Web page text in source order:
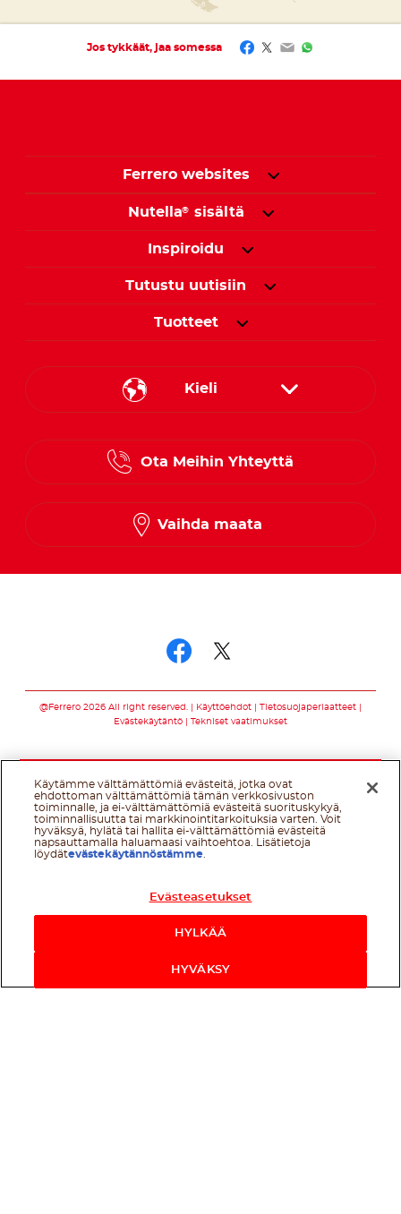
Jos tykkäät, jaa somessa Facebook
Twitter
EmailWhatsApp
Ferrero websites
Nutella® sisältä
Inspiroidu
Tutustu uutisiin
Tuotteet
Kieli
Danish
Norwegian
Ota Meihin Yhteyttä
Vaihda maata
@Ferrero 2026 All right reserved. Käyttöehdot
Tietosuojaperiaatteet
Evästekäytäntö
Tekniset vaatimukset
Käytämme välttämättömiä evästeitä, jotka ovat
ehdottoman välttämättömiä tämän verkkosivuston
toiminnalle, ja ei-välttämättömiä evästeitä suorituskykyä,
toiminnallisuutta tai markkinointitarkoituksia varten. Voit
hyväksyä, hylätä tai hallita ei-välttämättömiä evästeitä
napsauttamalla haluamaasi vaihtoehtoa. Lisätietoja
löydätevästekäytännöstämme
Evästeasetukset
HYLKÄÄ
HYVÄKSY